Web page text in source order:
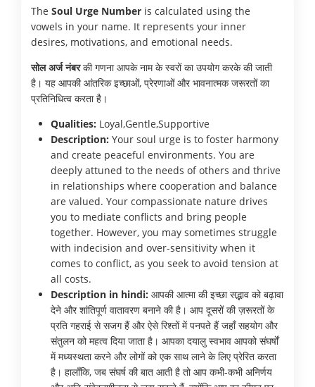
The Soul Urge Number is calculated using the
vowels in your name. It represents your inner
desires, motivations, and emotional needs.
सोल अर्ज नंबरकी गणना आपके नाम के स्वरों का उपयोग करके की जाती
है। यह आपकी आंतरिक इच्छाओं, प्रेरणाओं और भावनात्मक जरूरतों का
प्रतिनिधित्व करता है।
Qualities: Loyal,Gentle,Supportive
Description: Your soul urge is to foster harmony
and create peaceful environments. You are
deeply attuned to the needs of others and thrive
in relationships where cooperation and balance
are valued. Your compassionate nature drives
you to mediate conflicts and bring people
together. However, you may sometimes struggle
with indecision and over-sensitivity when it
comes to conflict, as you seek to avoid tension at
all costs.
Description in hindi: आपकी आत्मा की इच्छा सद्भाव को बढ़ावा
देने और शांतिपूर्ण वातावरण बनाने की है। आप दूसरों की ज़रूरतों के
प्रति गहराई से सजग हैं और ऐसे रिश्तों में पनपते हैं जहाँ सहयोग और
संतुलन को महत्व दिया जाता है। आपका दयालु स्वभाव आपको संघर्षों
में मध्यस्थता करने और लोगों को एक साथ लाने के लिए प्रेरित करता
है। हालाँकि, जब संघर्ष की बात आती है तो आप कभी-कभी अनिर्णय